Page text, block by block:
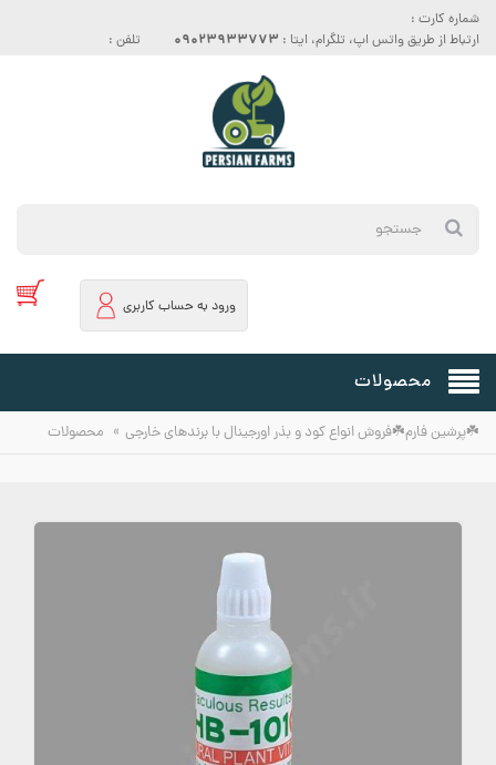
شماره کارت :
ارتباط از طریق واتس اپ، تلگرام، ایتا : 09023933773 تلفن :
ورود به حساب کاربری
محصولات
☘️پرشین فارم☘️فروش انواع کود و بذر اورجینال با برندهای خارجی » محصولات